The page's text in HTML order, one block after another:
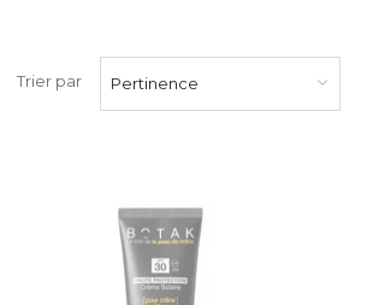
Trier par Pertinence